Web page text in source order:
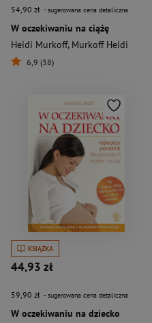
54,90 zł - sugerowana cena detaliczna
W oczekiwaniu na ciążę
Heidi Murkoff, Murkoff Heidi
6,9 (38)
KSIĄŻKA
44,93 zł
59,90 zł - sugerowana cena detaliczna
W oczekiwaniu na dziecko